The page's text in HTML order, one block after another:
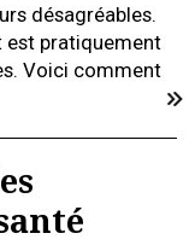
désagréables.
est pratiquement
Voici comment